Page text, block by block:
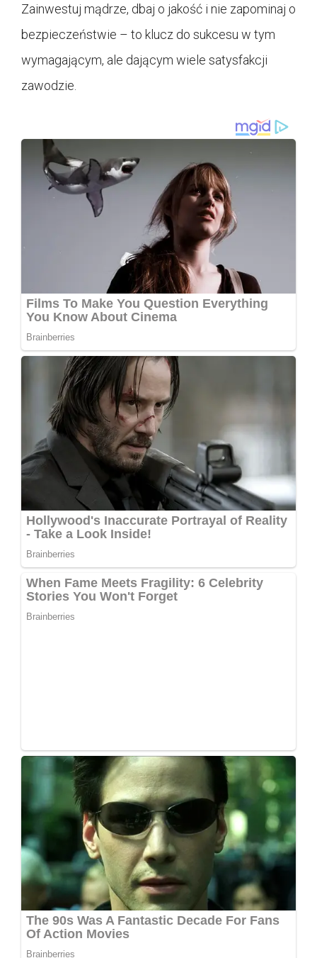
Zainwestuj mądrze, dbaj o jakość i nie zapominaj o
bezpieczeństwie – to klucz do sukcesu w tym
wymagającym, ale dającym wiele satysfakcji
zawodzie.